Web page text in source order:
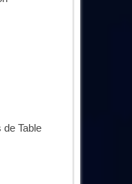
de Table